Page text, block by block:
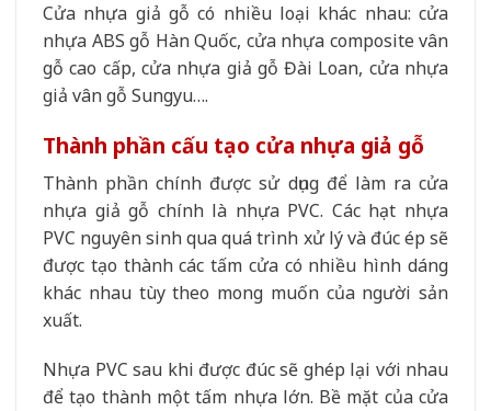
Cửa nhựa giả gỗ có nhiều loại khác nhau: cửa
nhựa ABS gỗ Hàn Quốc, cửa nhựa composite vân
gỗ cao cấp, cửa nhựa giả gỗ Đài Loan, cửa nhựa
giả vân gỗ Sungyu….
Thành phần cấu tạo cửa nhựa giả gỗ
Thành phần chính được sử dụng để làm ra cửa
nhựa giả gỗ chính là nhựa PVC. Các hạt nhựa
PVC nguyên sinh qua quá trình xử lý và đúc ép sẽ
được tạo thành các tấm cửa có nhiều hình dáng
khác nhau tùy theo mong muốn của người sản
xuất.
Nhựa PVC sau khi được đúc sẽ ghép lại với nhau
để tạo thành một tấm nhựa lớn. Bề mặt của cửa